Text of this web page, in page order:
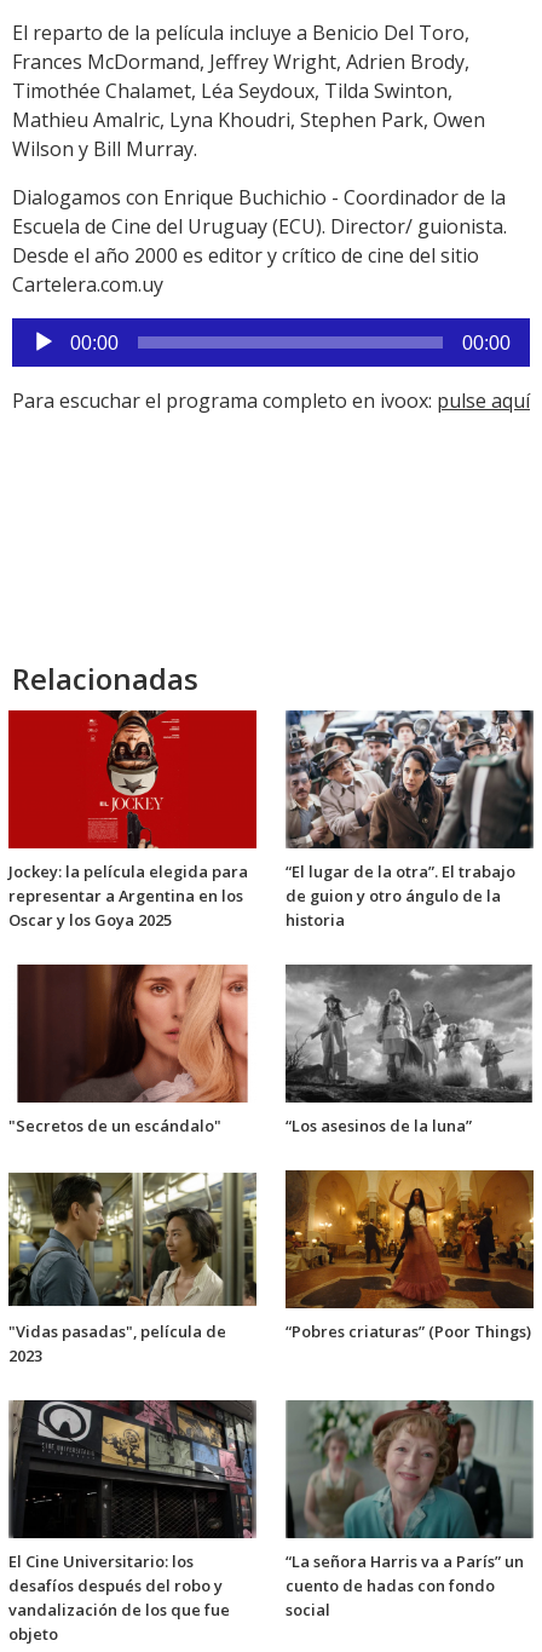
El reparto de la película incluye a Benicio Del Toro,
Frances McDormand, Jeffrey Wright, Adrien Brody,
Timothée Chalamet, Léa Seydoux, Tilda Swinton,
Mathieu Amalric, Lyna Khoudri, Stephen Park, Owen
Wilson y Bill Murray.
Dialogamos con Enrique Buchichio - Coordinador de la
Escuela de Cine del Uruguay (ECU). Director/ guionista.
Desde el año 2000 es editor y crítico de cine del sitio
Cartelera.com.uy
Reproductor
de
audio
00:00 00:00
Para escuchar el programa completo en ivoox: pulse aquí
Relacionadas
Jockey: la película elegida para
representar a Argentina en los
Oscar y los Goya 2025
“El lugar de la otra”. El trabajo
de guion y otro ángulo de la
historia
"Secretos de un escándalo" “Los asesinos de la luna”
"Vidas pasadas", película de
2023
“Pobres criaturas” (Poor Things)
El Cine Universitario: los
desafíos después del robo y
vandalización de los que fue
objeto
“La señora Harris va a París” un
cuento de hadas con fondo
social